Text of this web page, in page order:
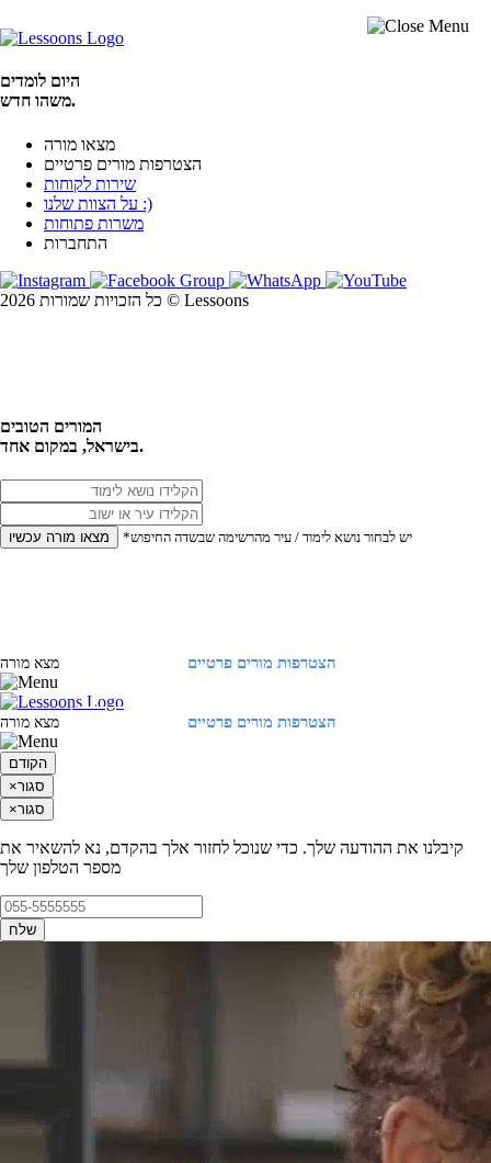
היום לומדים
משהו חדש.
מצאו מורה
הצטרפות מורים פרטיים
שירות לקוחות
על הצוות שלנו :)
משרות פתוחות
התחברות
כל הזכויות שמורות 2026 © Lessoons
המורים הטובים
בישראל, במקום אחד.
מצאו מורה עכשיו *יש לבחור נושא לימוד / עיר מהרשימה שבשדה החיפוש
הצטרפות מורים פרטיים מצא מורה
הצטרפות מורים פרטיים מצא מורה
הקודם
×סגור
×סגור
קיבלנו את ההודעה שלך. כדי שנוכל לחזור אלך בהקדם, נא להשאיר את
מספר הטלפון שלך
שלח